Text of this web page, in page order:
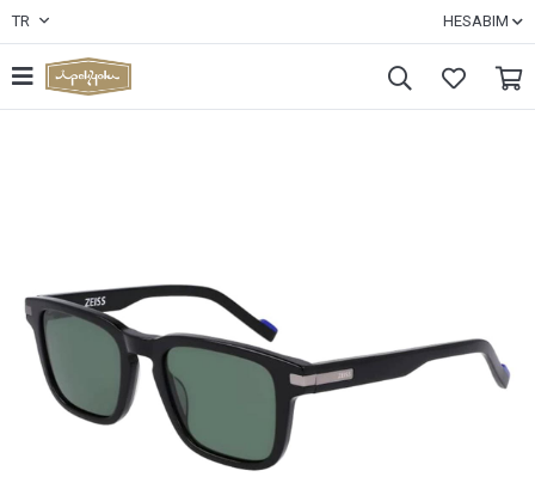
TR HESABIM